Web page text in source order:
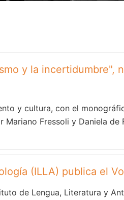
y la incertidumbre",
y cultura, con el
Fressoli y Daniela de
(ILLA) publica el
de Lengua, Literatura y